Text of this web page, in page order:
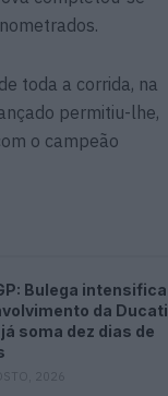
toda a corrida, na
permitiu-lhe,
o campeão
Bulega intensifica
da Ducati
soma dez dias de
2026